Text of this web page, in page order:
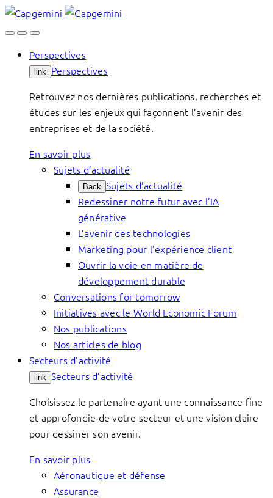
Skip
to
Perspectives
link Perspectives
Retrouvez nos dernières publications, recherches et
études sur les enjeux qui façonnent l’avenir des
entreprises et de la société.
En savoir plus
Sujets d’actualité
Back Sujets d’actualité
Redessiner notre futur avec l’IA
générative
L’avenir des technologies
Marketing pour l’expérience client
Ouvrir la voie en matière de
développement durable
Conversations for tomorrow
Initiatives avec le World Economic Forum
Nos publications
Nos articles de blog
Secteurs d’activité
link Secteurs d’activité
Choisissez le partenaire ayant une connaissance fine
et approfondie de votre secteur et une vision claire
pour dessiner son avenir.
En savoir plus
Aéronautique et défense
Assurance